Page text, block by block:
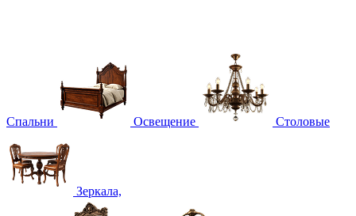
Спальни Освещение Столовые
Зеркала,